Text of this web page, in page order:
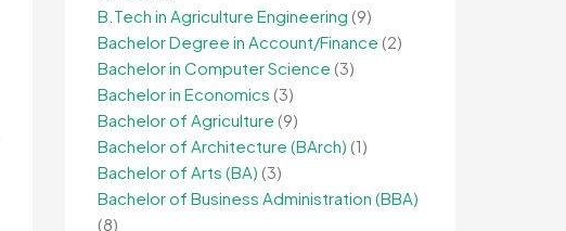
B.Tech in Agriculture Engineering (9)
Bachelor Degree in Account/Finance (2)
Bachelor in Computer Science (3)
Bachelor in Economics (3)
Bachelor of Agriculture (9)
Bachelor of Architecture (BArch) (1)
Bachelor of Arts (BA) (3)
Bachelor of Business Administration (BBA)
(8)